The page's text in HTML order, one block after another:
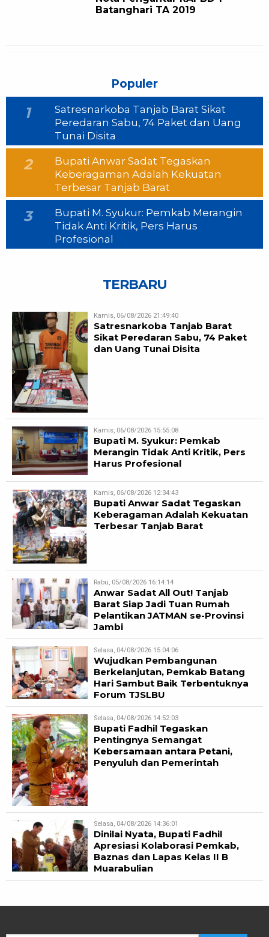
Batanghari TA 2019
Populer
1
Satresnarkoba Tanjab Barat Sikat
Peredaran Sabu, 74 Paket dan Uang
Tunai Disita
2
Bupati Anwar Sadat Tegaskan
Keberagaman Adalah Kekuatan
Terbesar Tanjab Barat
3
Bupati M. Syukur: Pemkab Merangin
Tidak Anti Kritik, Pers Harus
Profesional
TERBARU
Kamis, 06/08/2026 21:49:40
Satresnarkoba Tanjab Barat
Sikat Peredaran Sabu, 74 Paket
dan Uang Tunai Disita
Kamis, 06/08/2026 15:55:08
Bupati M. Syukur: Pemkab
Merangin Tidak Anti Kritik, Pers
Harus Profesional
Kamis, 06/08/2026 12:34:43
Bupati Anwar Sadat Tegaskan
Keberagaman Adalah Kekuatan
Terbesar Tanjab Barat
Rabu, 05/08/2026 16:14:14
Anwar Sadat All Out! Tanjab
Barat Siap Jadi Tuan Rumah
Pelantikan JATMAN se-Provinsi
Jambi
Selasa, 04/08/2026 15:04:06
Wujudkan Pembangunan
Berkelanjutan, Pemkab Batang
Hari Sambut Baik Terbentuknya
Forum TJSLBU
Selasa, 04/08/2026 14:52:03
Bupati Fadhil Tegaskan
Pentingnya Semangat
Kebersamaan antara Petani,
Penyuluh dan Pemerintah
Selasa, 04/08/2026 14:36:01
Dinilai Nyata, Bupati Fadhil
Apresiasi Kolaborasi Pemkab,
Baznas dan Lapas Kelas II B
Muarabulian